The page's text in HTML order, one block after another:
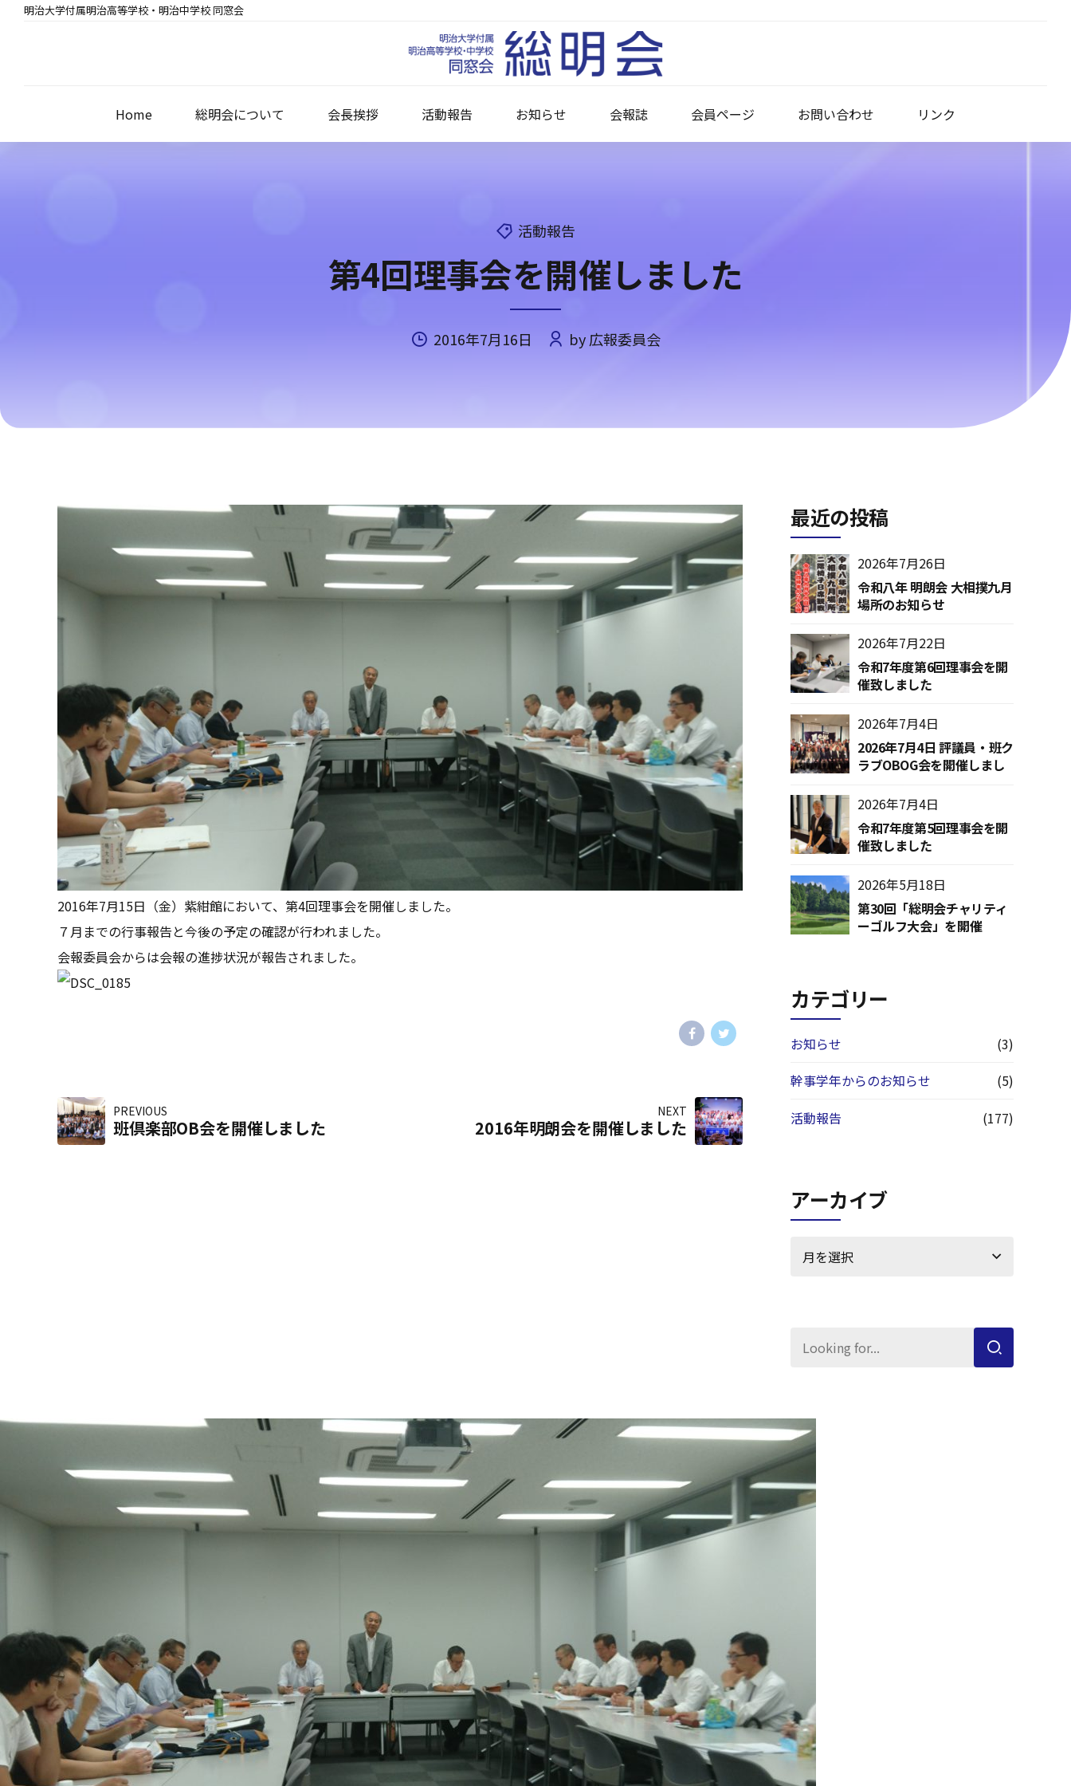
明治大学付属明治高等学校・明治中学校 同窓会
Home 総明会について 会長挨拶 活動報告 お知らせ 会報誌 会員ページ お問い合わせ リンク
活動報告
第4回理事会を開催しました
2016年7月16日 by 広報委員会
2016年7月15日（金）紫紺館において、第4回理事会を開催しました。
７月までの行事報告と今後の予定の確認が行われました。
会報委員会からは会報の進捗状況が報告されました。
PREVIOUS
班倶楽部OB会を開催しました
NEXT
2016年明朗会を開催しました
最近の投稿
2026年7月26日
令和八年 明朗会 大相撲九月
場所のお知らせ
2026年7月22日
令和7年度第6回理事会を開
催致しました
2026年7月4日
2026年7月4日 評議員・班ク
ラブOBOG会を開催しまし
2026年7月4日
令和7年度第5回理事会を開
催致しました
2026年5月18日
第30回「総明会チャリティ
ーゴルフ大会」を開催
カテゴリー
お知らせ
(3)
幹事学年からのお知らせ
(5)
活動報告
(177)
アーカイブ
月を選択